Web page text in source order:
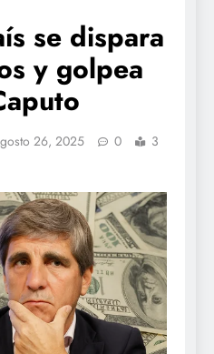
se dispara
y golpea
26, 2025 0
3